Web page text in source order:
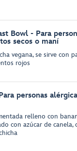
Bowl - Para
secos o maní
vegana, se sirve con
rojos
personas
relleno con
con azúcar de canela,